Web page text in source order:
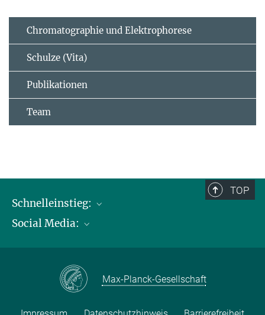
Chromatographie und Elektrophorese
Schulze (Vita)
Publikationen
Team
TOP
Schnelleinstieg:
Publikationen
Kontakt und Anfahrtsbeschreibung
Social Media:
Max-Planck-Gesellschaft